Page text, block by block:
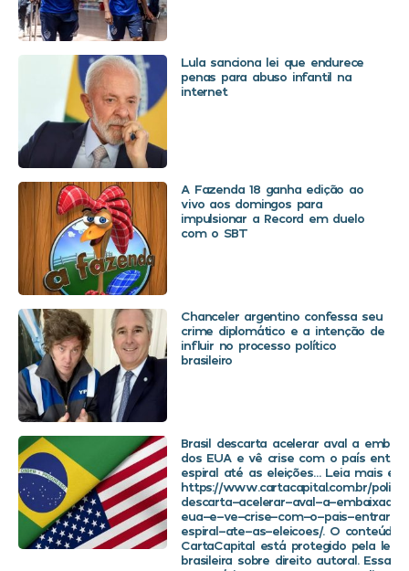
Lula sanciona lei que endurece
penas para abuso infantil na
internet
A Fazenda 18 ganha edição ao
vivo aos domingos para
impulsionar a Record em duelo
com o SBT
Chanceler argentino confessa seu
crime diplomático e a intenção de
influir no processo político
brasileiro
Brasil descarta acelerar aval a
dos EUA e vê crise com o país
espiral até as eleições… Leia mais em
https://www.cartacapital.com.br/
descarta-acelerar-aval-a-
eua-e-ve-crise-com-o-pais-entrar-
espiral-ate-as-eleicoes/. O conteúdo
CartaCapital está protegido pela
brasileira sobre direito autoral. Essa